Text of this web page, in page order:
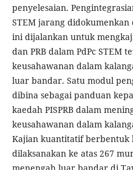
penyelesaian.
STEM jarang
ini dijalankan untuk
dan PRB dalam PdPc
keusahawanan dalam
luar bandar. Satu modul
dibina sebagai panduan
kaedah PISPRB dalam
keusahawanan dalam
Kajian kuantitatif berbentuk
dilaksanakan ke atas 267